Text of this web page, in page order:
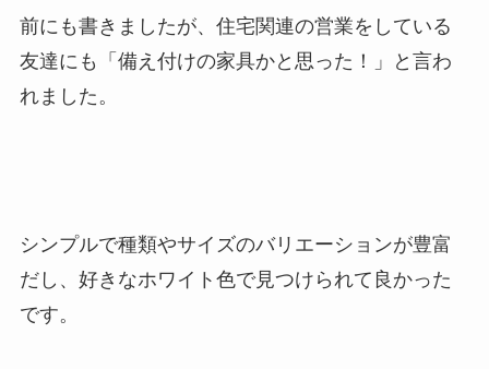
前にも書きましたが、住宅関連の営業をしている
友達にも「備え付けの家具かと思った！」と言わ
れました。
シンプルで種類やサイズのバリエーションが豊富
だし、好きなホワイト色で見つけられて良かった
です。